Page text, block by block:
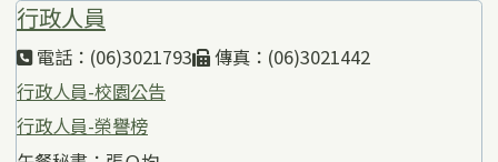
行政人員
電話：(06)3021793
傳真：(06)3021442
行政人員-校園公告
行政人員-榮譽榜